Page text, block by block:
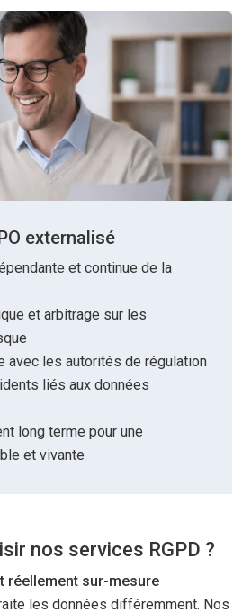
externalisé
et continue de la
et arbitrage sur les
avec les autorités de régulation
liés aux données
long terme pour une
et vivante
nos services RGPD ?
réellement sur-mesure
les données différemment. Nos